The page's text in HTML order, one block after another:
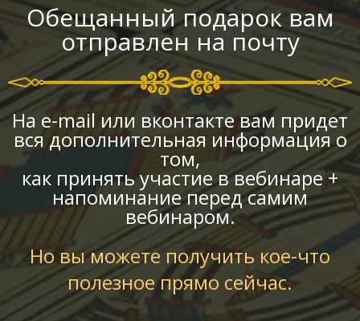
Обещанный подарок вам
отправлен на почту
На e-mail или вконтакте вам придет
вся дополнительная информация о
том,
как принять участие в вебинаре +
напоминание перед самим
вебинаром.
Но вы можете получить кое-что
полезное прямо сейчас.